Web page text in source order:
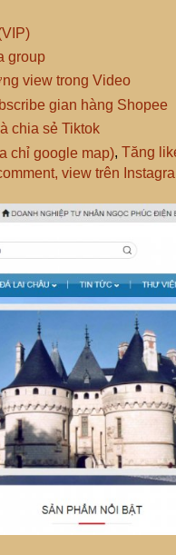
group
view trong Video
gian hàng Shopee
chia sẻ Tiktok
chỉ google map), Tăng
view trên